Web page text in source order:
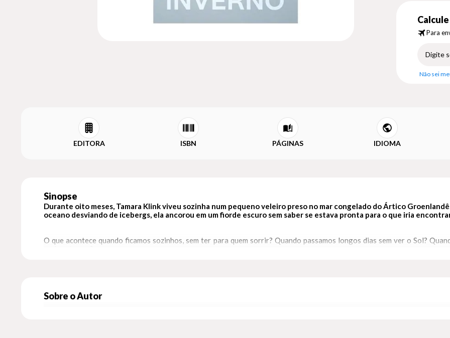
Para
Não sei
EDITORA ISBN PÁGINAS IDIOMA
Sinopse
Durante oito meses, Tamara Klink viveu sozinha num pequeno veleiro preso no mar congelado do Ártico
oceano desviando de icebergs, ela ancorou em um fiorde escuro sem saber se estava pronta para o que iria
O que acontece quando ficamos sozinhos, sem ter para quem sorrir? Quando passamos longos dias sem ver o Sol?
Sobre o Autor